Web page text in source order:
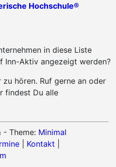
Hochschule®
in diese Liste
Inn-Aktiv angezeigt werden?
hören. Ruf gerne an oder
findest Du alle
Theme: Minimal
Kontakt